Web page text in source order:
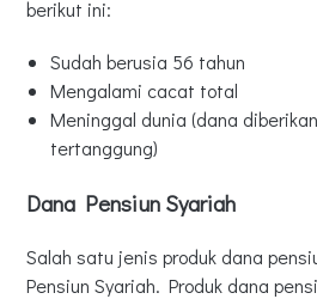
berikut ini:
Sudah berusia 56 tahun
Mengalami cacat total
Meninggal dunia (dana
tertanggung)
Dana Pensiun Syariah
Salah satu jenis produk dana
Pensiun Syariah. Produk dana